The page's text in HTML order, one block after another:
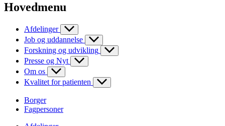
Hovedmenu
Afdelinger
Job og uddannelse
Forskning og udvikling
Presse og Nyt
Om os
Kvalitet for patienten
Borger
Fagpersoner